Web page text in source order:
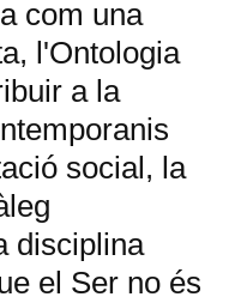
com una
l'Ontologia
a la
social, la
disciplina
el Ser no és